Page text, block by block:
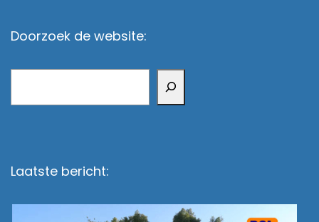
Doorzoek de website:
Laatste bericht: